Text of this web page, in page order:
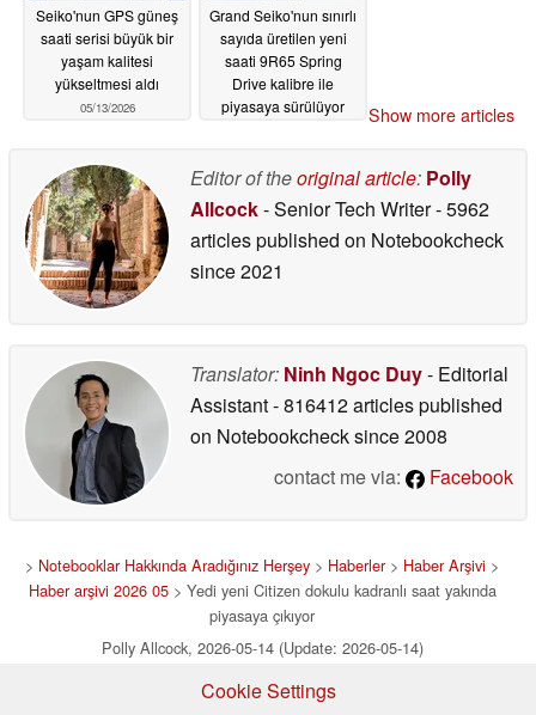
Seiko'nun GPS güneş
saati serisi büyük bir
yaşam kalitesi
yükseltmesi aldı
05/13/2026
Grand Seiko'nun sınırlı
sayıda üretilen yeni
saati 9R65 Spring
Drive kalibre ile
piyasaya sürülüyor
Show more articles
Editor of theoriginal article: Polly
Allcock- Senior Tech Writer- 5962
articles published on Notebookcheck
since 2021
Translator: Ninh Ngoc Duy- Editorial
Assistant- 816412 articles published
on Notebookchecksince 2008
contact me via:
Facebook
> Notebooklar Hakkında Aradığınız Herşey > Haberler> Haber Arşivi >
Haber arşivi 2026 05> Yedi yeni Citizen dokulu kadranlı saat yakında
piyasaya çıkıyor
Polly Allcock, 2026-05-14 (Update: 2026-05-14)
Cookie Settings